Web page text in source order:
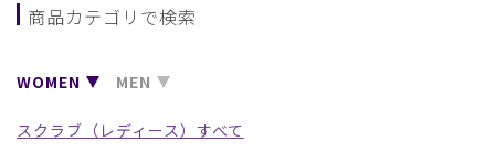
商品カテゴリで検索
WOMEN MEN
スクラブ（レディース）すべて